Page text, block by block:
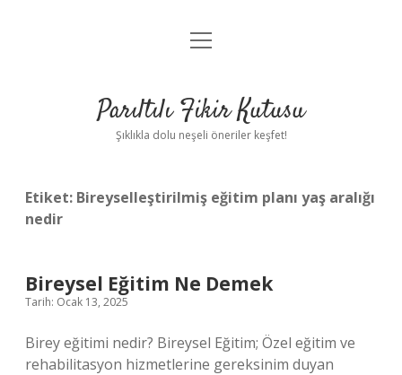
Anasayfa
Yasal Uyarı
menüyü
Parıltılı Fikir Kutusu
Şıklıkla dolu neşeli öneriler keşfet!
Etiket: Bireyselleştirilmiş eğitim planı yaş aralığı
nedir
Bireysel Eğitim Ne Demek
Tarih: Ocak 13, 2025
Birey eğitimi nedir? Bireysel Eğitim; Özel eğitim ve
rehabilitasyon hizmetlerine gereksinim duyan